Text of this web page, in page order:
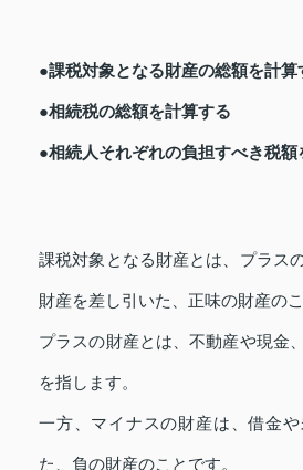
●課税対象となる財産の総額を計算
●相続税の総額を計算する
●相続人それぞれの負担すべき税額
課税対象となる財産とは、プラス
財産を差し引いた、正味の財産のこ
プラスの財産とは、不動産や現金
を指します。
一方、マイナスの財産は、借金
た、負の財産のことです。